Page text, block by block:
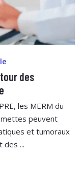
des
les MERM du
peuvent
et tumoraux
des ...